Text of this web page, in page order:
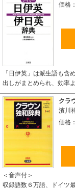
価格：
「日伊英」は派生語も
出しがまとめられ、効率
クラ
濱川
価格：
＜音声付＞
収録語数６万語、ドイツ